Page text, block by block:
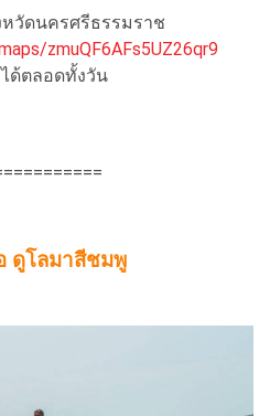
วัดนครศรีธรรมราช
zmuQF6AFs5UZ26qr9
ได้ตลอดทั้งวัน
ดูโลมาสีชมพู